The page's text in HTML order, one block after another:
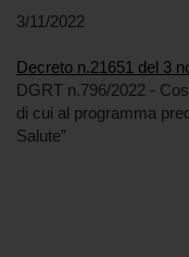
3/11/2022
Decreto n.21651 del 3
DGRT n.796/2022 -
di cui al programma
Salute”